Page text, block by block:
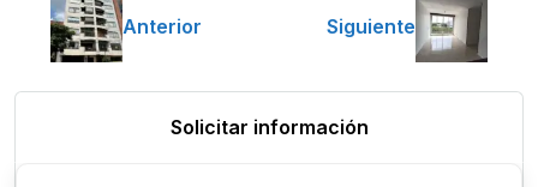
Anterior Siguiente
Solicitar información